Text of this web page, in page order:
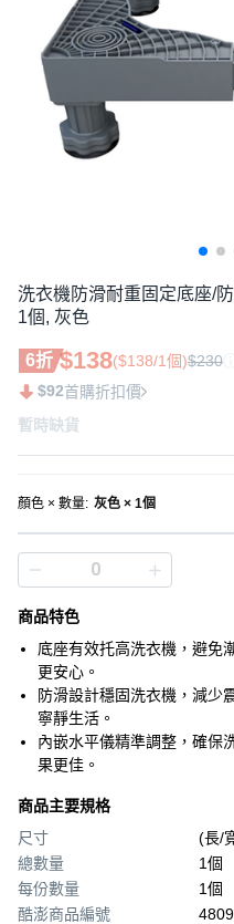
洗衣機防滑耐重固定底座/
1個, 灰色
6折 $138($138/1個)$230
$92首購折扣價
暫時缺貨
顏色 × 數量: 灰色 × 1個
商品特色
底座有效托高洗衣機，避免
更安心。
防滑設計穩固洗衣機，減少
寧靜生活。
內嵌水平儀精準調整，確保
果更佳。
商品主要規格
尺寸
(長/
總數量
1個
每份數量
1個
酷澎商品編號